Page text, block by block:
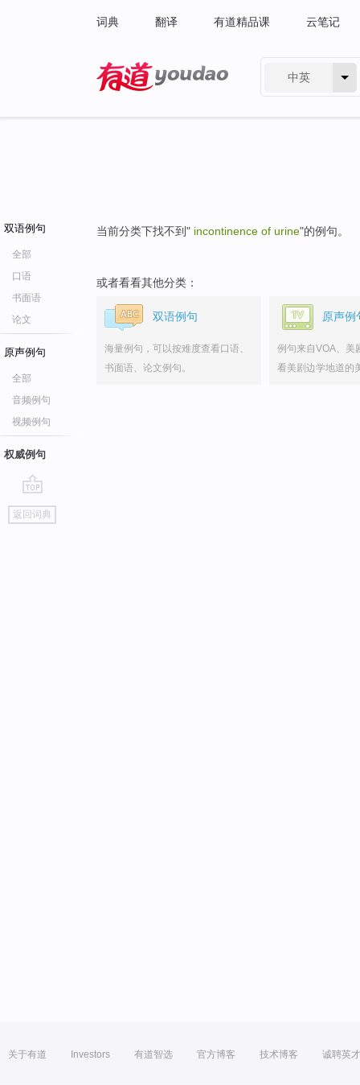
词典 翻译 有道精品课 云笔记
中英
双语例句
全部
口语
书面语
论文
原声例句
全部
音频例句
视频例句
权威例句
go
top
返回词典
当前分类下找不到" incontinence of urine"的例句。
或者看看其他分类：
双语例句
海量例句，可以按难度查看口语、
书面语、论文例句。
原声例
例句来自VOA、美
看美剧边学地道的
关于有道 Investors 有道智选 官方博客 技术博客 诚聘英才